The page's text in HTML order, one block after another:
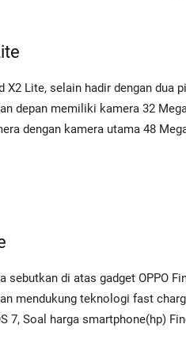
X2 Lite, selain hadir dengan dua
depan memiliki kamera 32
dengan kamera utama 48
sebutkan di atas gadget OPPO
mendukung teknologi fast
7, Soal harga smartphone(hp)